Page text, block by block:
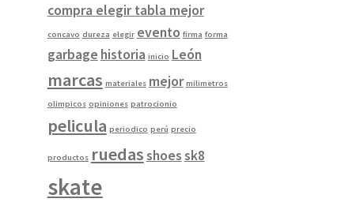
compra elegir tabla mejor
concavo dureza elegir evento firma forma
garbage historia inicio León
marcas materiales mejor milimetros
olimpicos opiniones patrocionio
pelicula periodico perú precio
productos ruedasshoessk8
skate